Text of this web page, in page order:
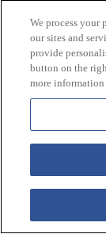
perfecto de
DÓNDE:
409
+19196876500
We process your
our sites and
provide
button on the
more information